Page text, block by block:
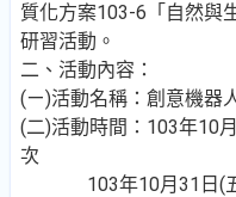
質化方案103-6「自然與
研習活動。
二、活動內容：
(ㄧ)活動名稱：創意機器
(二)活動時間：103年10
次
103年10月31日(五